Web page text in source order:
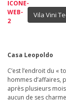
Vila Vini
Casa Leopoldo
C’est l’endroit du «
hommes d’affaires,
après plusieurs
aucun de ses